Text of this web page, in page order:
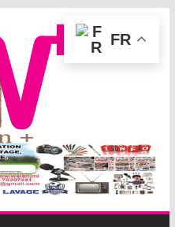
FR